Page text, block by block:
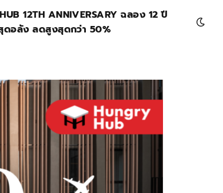
12TH ANNIVERSARY ฉลอง 12 ปี
ดอลัง ลดสูงสุดกว่า 50%